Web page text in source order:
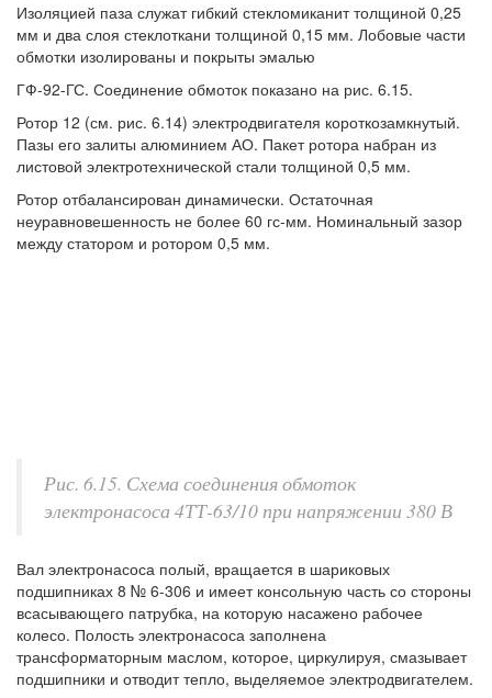
Изоляцией паза служат гибкий стекломиканит толщиной 0,25
мм и два слоя стеклоткани толщиной 0,15 мм. Лобовые части
обмотки изолированы и покрыты эмалью
ГФ-92-ГС. Соединение обмоток показано на рис. 6.15.
Ротор 12 (см. рис. 6.14) электродвигателя короткозамкнутый.
Пазы его залиты алюминием АО. Пакет ротора набран из
листовой электротехнической стали толщиной 0,5 мм.
Ротор отбалансирован динамически. Остаточная
неуравновешенность не более 60 гс-мм. Номинальный зазор
между статором и ротором 0,5 мм.
Рис. 6.15. Схема соединения обмоток
электронасоса 4ТТ-63/10 при напряжении 380 В
Вал электронасоса полый, вращается в шариковых
подшипниках 8 № 6-306 и имеет консольную часть со стороны
всасывающего патрубка, на которую насажено рабочее
колесо. Полость электронасоса заполнена
трансформаторным маслом, которое, циркулируя, смазывает
подшипники и отводит тепло, выделяемое электродвигателем.